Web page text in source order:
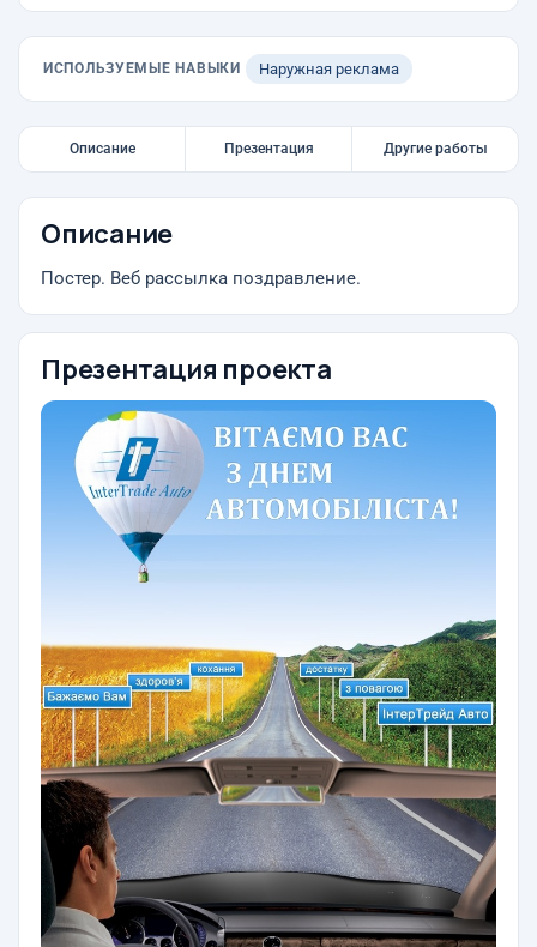
ИСПОЛЬЗУЕМЫЕ НАВЫКИ Наружная реклама
Описание Презентация Другие работы
Описание
Постер. Веб рассылка поздравление.
Презентация проекта